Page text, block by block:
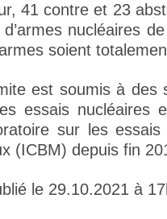
41 contre et 23
nucléaires
soient
est soumis à des
essais nucléaires
sur les
(ICBM) depuis fin
le 29.10.2021 à